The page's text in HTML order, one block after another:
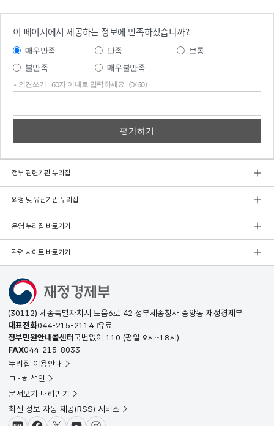
이 페이지에서 제공하는 정보에 만족하셨습니까?
매우만족 만족
보통
불만족
매우불만족
* 의견쓰기 : 60자 이내로 입력하세요. (0/60)
정부 관련기관 누리집
외청 및 유관기관 누리집
운영 누리집 바로가기
관련 사이트 바로가기
(30112) 세종특별자치시 도움6로 42 정부세종청사 중앙동 재정경제부
대표전화044-215-2114 유료
정부민원안내콜센터국번없이 110 (평일 9시~18시)
FAX044-215-8033
누리집 이용안내
ㄱ~ㅎ 색인
문서보기 내려받기
최신 정보 자동 제공(RSS) 서비스
블로그페이스북X(트위터)유튜브인스타그램